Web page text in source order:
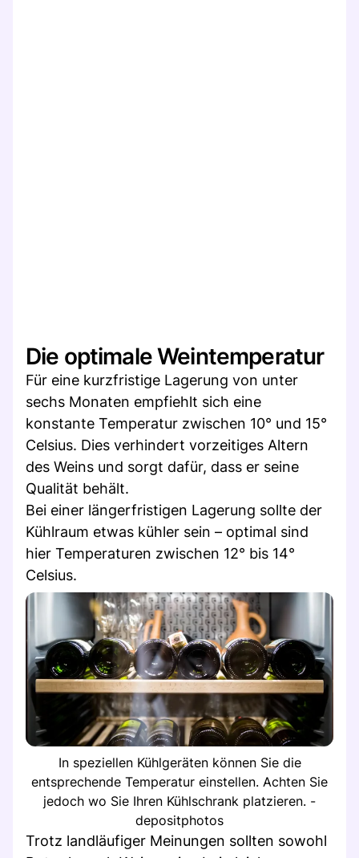
Die optimale Weintemperatur
Für eine kurzfristige Lagerung von unter
sechs Monaten empfiehlt sich eine
konstante Temperatur zwischen 10° und 15°
Celsius. Dies verhindert vorzeitiges Altern
des Weins und sorgt dafür, dass er seine
Qualität behält.
Bei einer längerfristigen Lagerung sollte der
Kühlraum etwas kühler sein – optimal sind
hier Temperaturen zwischen 12° bis 14°
Celsius.
In speziellen Kühlgeräten können Sie die
entsprechende Temperatur einstellen. Achten Sie
jedoch wo Sie Ihren Kühlschrank platzieren. -
depositphotos
Trotz landläufiger Meinungen sollten sowohl